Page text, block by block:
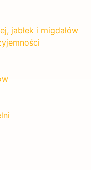
jabłek i migdałów